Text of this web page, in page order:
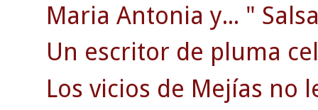
Maria Antonia y... "
Un escritor de pluma
Los vicios de Mejías no